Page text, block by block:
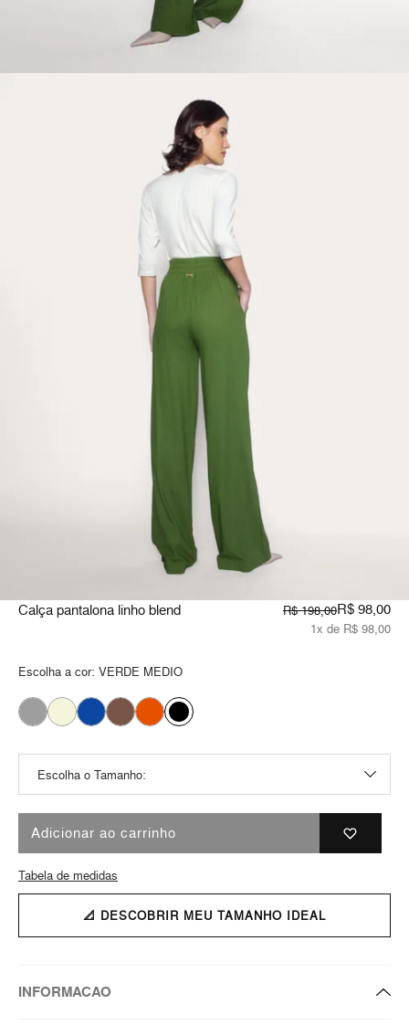
Calça pantalona linho blend R$ 198,00R$ 98,00
1x de R$ 98,00
Escolha a cor: VERDE MEDIO
Adicionar ao carrinho
Tabela de medidas
📐 DESCOBRIR MEU TAMANHO IDEAL
INFORMACAO